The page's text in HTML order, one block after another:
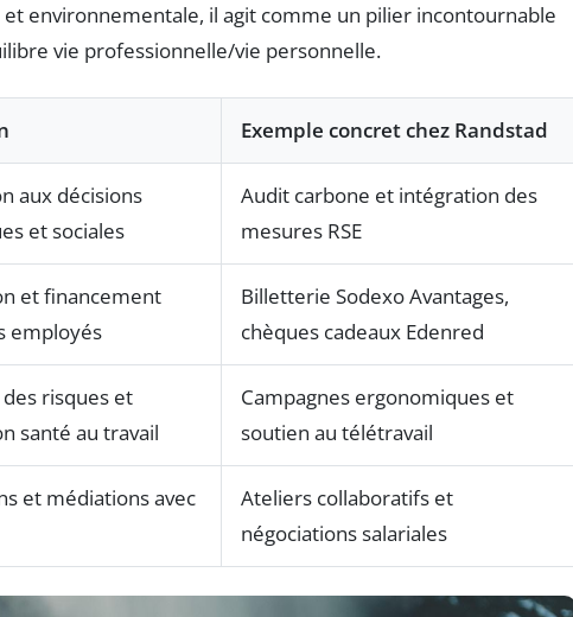
environnementale, il agit comme un pilier incontournable
vie professionnelle/vie personnelle.
Exemple concret chez Randstad
aux décisions
et sociales
Audit carbone et intégration des
mesures RSE
et financement
employés
Billetterie Sodexo Avantages,
chèques cadeaux Edenred
risques et
santé au travail
Campagnes ergonomiques et
soutien au télétravail
et médiations avec
Ateliers collaboratifs et
négociations salariales